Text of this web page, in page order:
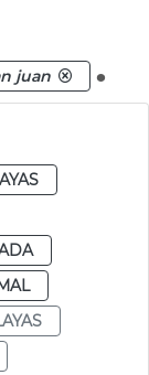
juan .